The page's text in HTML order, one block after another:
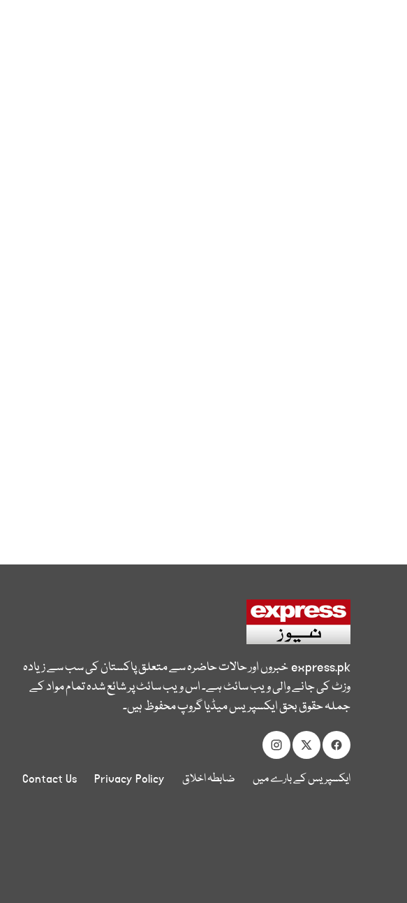
express.pkخبروں اور حالات حاضرہ سے متعلق پاکستان کی سب سے زیادہ
وزٹ کی جانے والی ویب سائٹ ہے۔ اس ویب سائٹ پر شائع شدہ تمام مواد کے
جملہ حقوق بحق ایکسپریس میڈیا گروپ محفوظ ہیں۔
ایکسپریس کے بارے میں ضابطہ اخلاق Privacy Policy
Contact Us